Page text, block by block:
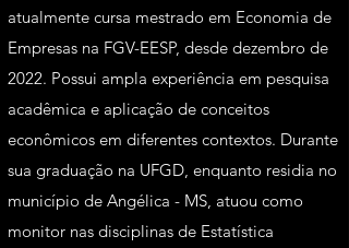
atualmente cursa mestrado em Economia de
Empresas na FGV-EESP, desde dezembro de
2022. Possui ampla experiência em pesquisa
acadêmica e aplicação de conceitos
econômicos em diferentes contextos. Durante
sua graduação na UFGD, enquanto residia no
município de Angélica - MS, atuou como
monitor nas disciplinas de Estatística